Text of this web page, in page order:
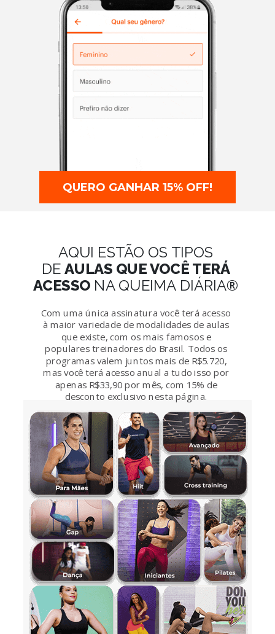
AQUI ESTÃO OS TIPOS
DEAULAS QUE VOCÊ TERÁ
ACESSO NA QUEIMA DIÁRIA®
Com uma única assinatura você terá acesso
à maior variedade de modalidades de aulas
que existe, com os mais famosos e
populares treinadores do Brasil. Todos os
programas valem juntos mais de R$5.720,
mas você terá acesso anual a tudo isso por
apenas R$33,90 por mês, com 15% de
desconto exclusivo nesta página.
QUERO GANHAR 15% OFF!